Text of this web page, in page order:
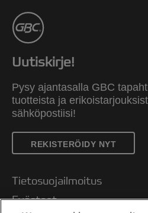
Uutiskirje!
Pysy ajantasalla GBC
tuotteista ja
sähköpostiisi!
REKISTERÖIDY NYT
Tietosuojailmoitus
Evästeet